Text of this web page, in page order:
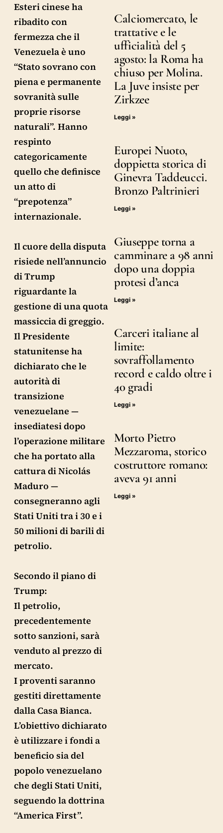
Esteri cinese ha
ribadito con
fermezza che il
Venezuela è uno
“Stato sovrano con
piena e permanente
sovranità sulle
proprie risorse
naturali”. Hanno
respinto
categoricamente
quello che definisce
un atto di
“prepotenza”
internazionale.
Il cuore della disputa
risiede nell’annuncio
di Trump
riguardante la
gestione di una quota
massiccia di greggio.
Il Presidente
statunitense ha
dichiarato che le
autorità di
transizione
venezuelane —
insediatesi dopo
l’operazione militare
che ha portato alla
cattura di Nicolás
Maduro —
consegneranno agli
Stati Uniti tra i 30 e i
50 milioni di barili di
petrolio.
Secondo il piano di
Trump:
Il petrolio,
precedentemente
sotto sanzioni, sarà
venduto al prezzo di
mercato.
I proventi saranno
gestiti direttamente
dalla Casa Bianca.
L’obiettivo dichiarato
è utilizzare i fondi a
beneficio sia del
popolo venezuelano
che degli Stati Uniti,
seguendo la dottrina
“America First”.
Calciomercato, le
trattative e le
ufficialità del 5
agosto: la Roma ha
chiuso per Molina.
La Juve insiste per
Zirkzee
Leggi »
Europei Nuoto,
doppietta storica di
Ginevra Taddeucci.
Bronzo Paltrinieri
Leggi »
Giuseppe torna a
camminare a 98 anni
dopo una doppia
protesi d’anca
Leggi »
Carceri italiane al
limite:
sovraffollamento
record e caldo oltre i
40 gradi
Leggi »
Morto Pietro
Mezzaroma, storico
costruttore romano:
aveva 91 anni
Leggi »